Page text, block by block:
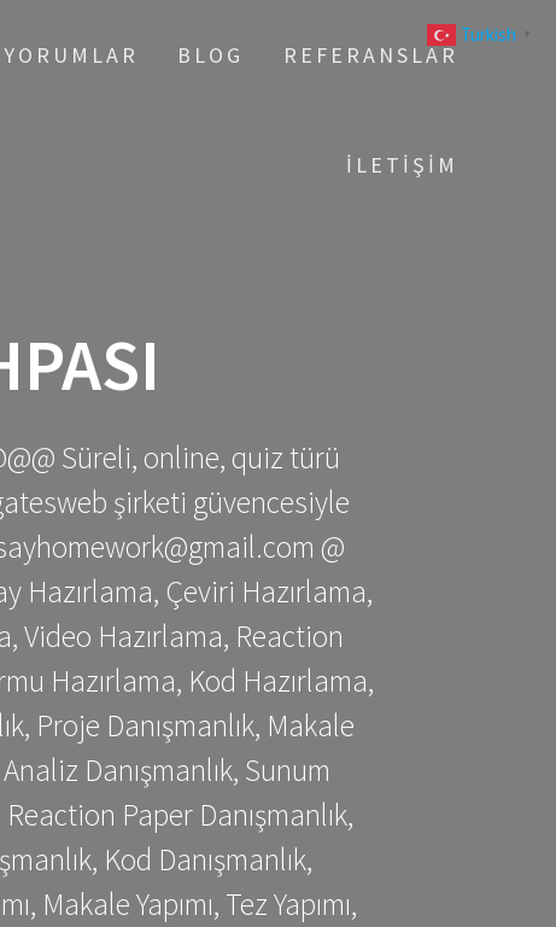
YORUMLAR BLOG REFERANSLAR
İLETIŞIM
Süreli, online, quiz türü
şirketi güvencesiyle
@
Hazırlama, Çeviri Hazırlama,
Video Hazırlama, Reaction
Hazırlama, Kod Hazırlama,
Proje Danışmanlık, Makale
Danışmanlık, Sunum
Reaction Paper Danışmanlık,
Kod Danışmanlık,
Makale Yapımı, Tez Yapımı,
Turkish ▼